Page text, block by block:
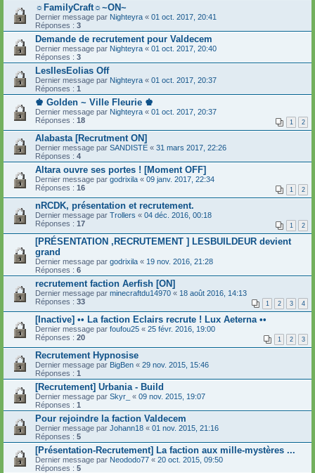
☼FamilyCraft☼~ON~
Dernier message par Nighteyra « 01 oct. 2017, 20:41
Réponses : 3
Demande de recrutement pour Valdecem
Dernier message par Nighteyra « 01 oct. 2017, 20:40
Réponses : 3
LesIlesEolias Off
Dernier message par Nighteyra « 01 oct. 2017, 20:37
Réponses : 1
♚ Golden ~ Ville Fleurie ♚
Dernier message par Nighteyra « 01 oct. 2017, 20:37
Réponses : 18 1 2
Alabasta [Recrutment ON]
Dernier message par SANDISTE « 31 mars 2017, 22:26
Réponses : 4
Altara ouvre ses portes ! [Moment OFF]
Dernier message par godrixila « 09 janv. 2017, 22:34
Réponses : 16 1 2
nRCDK, présentation et recrutement.
Dernier message par Trollers « 04 déc. 2016, 00:18
Réponses : 17 1 2
[PRÉSENTATION ,RECRUTEMENT ] LESBUILDEUR devient
grand
Dernier message par godrixila « 19 nov. 2016, 21:28
Réponses : 6
recrutement faction Aerfish [ON]
Dernier message par minecraftdu14970 « 18 août 2016, 14:13
Réponses : 33 1 2 3 4
[Inactive] •• La faction Eclairs recrute ! Lux Aeterna ••
Dernier message par foufou25 « 25 févr. 2016, 19:00
Réponses : 20 1 2 3
Recrutement Hypnosise
Dernier message par BigBen « 29 nov. 2015, 15:46
Réponses : 1
[Recrutement] Urbania - Build
Dernier message par Skyr_ « 09 nov. 2015, 19:07
Réponses : 1
Pour rejoindre la faction Valdecem
Dernier message par Johann18 « 01 nov. 2015, 21:16
Réponses : 5
[Présentation-Recrutement] La faction aux mille-mystères ...
Dernier message par Neododo77 « 20 oct. 2015, 09:50
Réponses : 5